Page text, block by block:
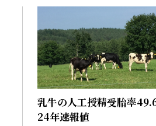
乳牛の人工授精受胎率
24年速報値